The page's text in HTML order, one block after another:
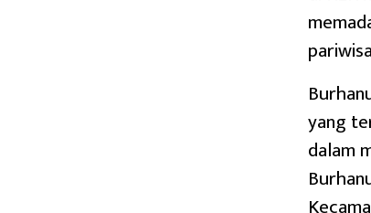
yang
dalam